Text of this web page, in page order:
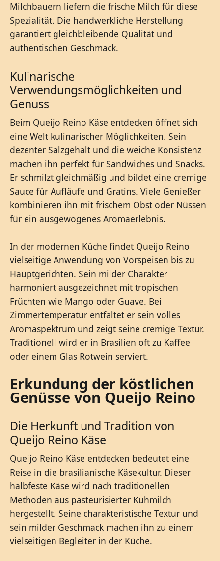
Milchbauern liefern die frische Milch für diese
Spezialität. Die handwerkliche Herstellung
garantiert gleichbleibende Qualität und
authentischen Geschmack.
Kulinarische
Verwendungsmöglichkeiten und
Genuss
Beim Queijo Reino Käse entdecken öffnet sich
eine Welt kulinarischer Möglichkeiten. Sein
dezenter Salzgehalt und die weiche Konsistenz
machen ihn perfekt für Sandwiches und Snacks.
Er schmilzt gleichmäßig und bildet eine cremige
Sauce für Aufläufe und Gratins. Viele Genießer
kombinieren ihn mit frischem Obst oder Nüssen
für ein ausgewogenes Aromaerlebnis.
In der modernen Küche findet Queijo Reino
vielseitige Anwendung von Vorspeisen bis zu
Hauptgerichten. Sein milder Charakter
harmoniert ausgezeichnet mit tropischen
Früchten wie Mango oder Guave. Bei
Zimmertemperatur entfaltet er sein volles
Aromaspektrum und zeigt seine cremige Textur.
Traditionell wird er in Brasilien oft zu Kaffee
oder einem Glas Rotwein serviert.
Erkundung der köstlichen
Genüsse von Queijo Reino
Die Herkunft und Tradition von
Queijo Reino Käse
Queijo Reino Käse entdecken bedeutet eine
Reise in die brasilianische Käsekultur. Dieser
halbfeste Käse wird nach traditionellen
Methoden aus pasteurisierter Kuhmilch
hergestellt. Seine charakteristische Textur und
sein milder Geschmack machen ihn zu einem
vielseitigen Begleiter in der Küche.